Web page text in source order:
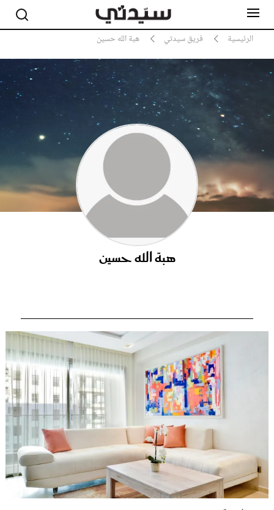
الرئيسية فريق سيدتي هبة الله حسين
هبة الله حسين
مشاهير
أناقة
جمال
صحة ورشاقة
سيدتي وطفلك
لايف ستايل
بلس+
فيديو
مجلة سيدتي
غلاف رفمي